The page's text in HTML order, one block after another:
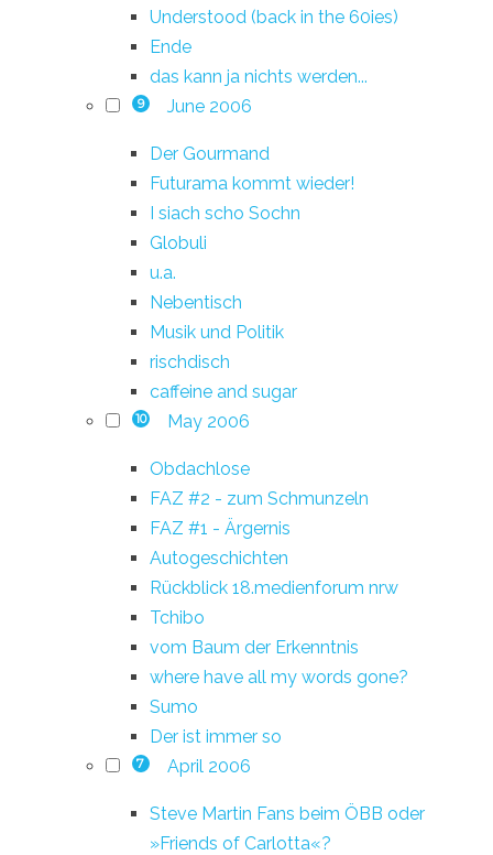
Understood (back in the 60ies)
Ende
das kann ja nichts werden...
9 June 2006
Der Gourmand
Futurama kommt wieder!
I siach scho Sochn
Globuli
u.a.
Nebentisch
Musik und Politik
rischdisch
caffeine and sugar
10 May 2006
Obdachlose
FAZ #2 - zum Schmunzeln
FAZ #1 - Ärgernis
Autogeschichten
Rückblick 18.medienforum nrw
Tchibo
vom Baum der Erkenntnis
where have all my words gone?
Sumo
Der ist immer so
7 April 2006
Steve Martin Fans beim ÖBB oder
»Friends of Carlotta«?